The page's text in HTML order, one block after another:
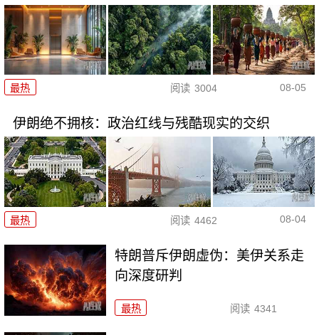
最热 阅读 3004 08-05
伊朗绝不拥核：政治红线与残酷现实的交织
最热 阅读 4462 08-04
特朗普斥伊朗虚伪：美伊关系走
向深度研判
最热 阅读 4341